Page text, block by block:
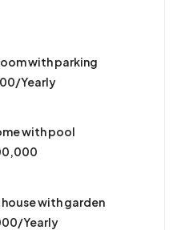
with parking
Yearly
with pool
with garden
Yearly